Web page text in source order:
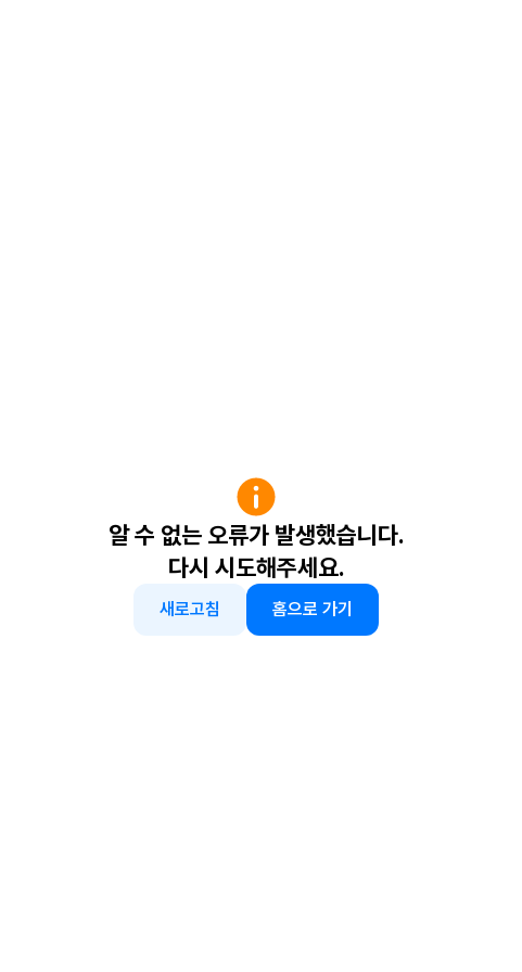
알 수 없는 오류가 발생했습니다.
다시 시도해주세요.
새로고침 홈으로 가기